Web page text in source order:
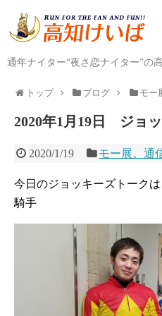
通年ナイター“夜さ恋ナイター”の
トップ ブログ モー
2020年1月19日 ジョ
2020/1/19 モー展。通
今日のジョッキーズトーク
騎手